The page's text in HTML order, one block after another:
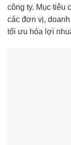
công ty. Mục tiêu
các đơn vị,
tối ưu hóa lợi